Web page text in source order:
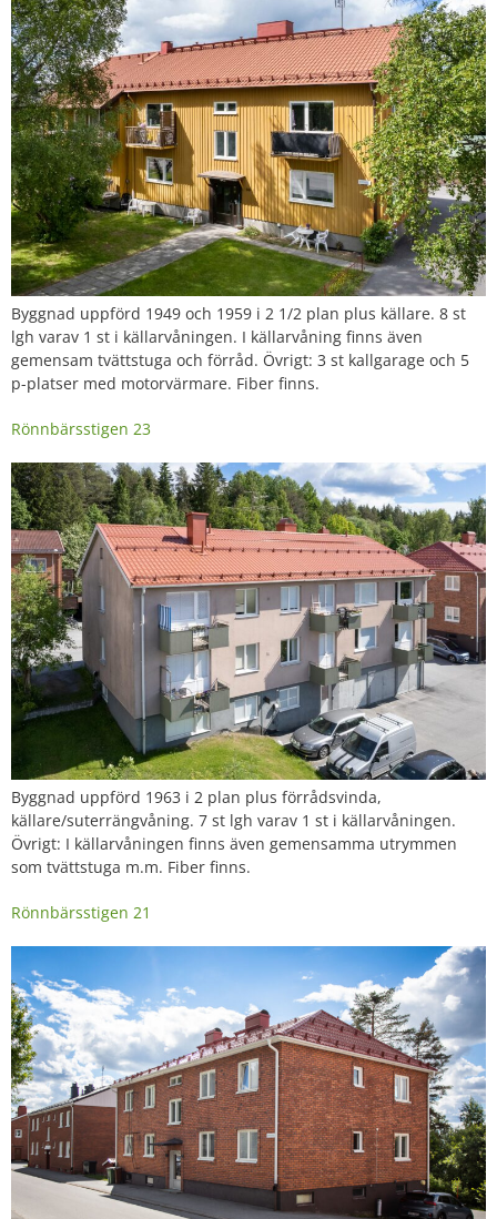
Byggnad uppförd 1949 och 1959 i 2 1/2 plan plus källare. 8 st
lgh varav 1 st i källarvåningen. I källarvåning finns även
gemensam tvättstuga och förråd. Övrigt: 3 st kallgarage och 5
p-platser med motorvärmare. Fiber finns.
Rönnbärsstigen 23
Byggnad uppförd 1963 i 2 plan plus förrådsvinda,
källare/suterrängvåning. 7 st lgh varav 1 st i källarvåningen.
Övrigt: I källarvåningen finns även gemensamma utrymmen
som tvättstuga m.m. Fiber finns.
Rönnbärsstigen 21